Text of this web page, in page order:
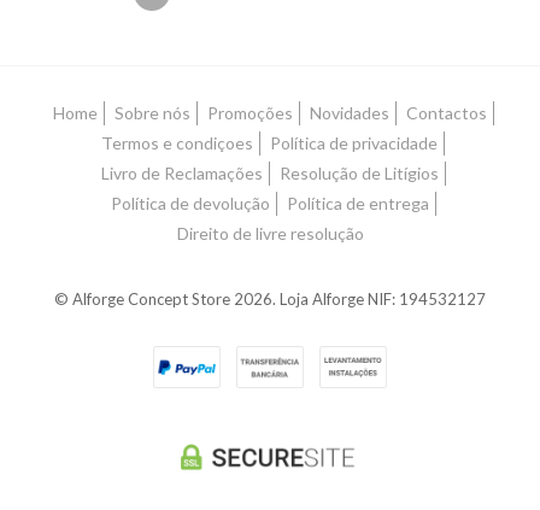
Home Sobre nós Promoções Novidades
Contactos
Termos e condiçoes
Política de privacidade
Livro de Reclamações
Resolução de Litígios
Política de devolução
Política de entrega
Direito de livre resolução
© Alforge Concept Store 2026. Loja Alforge NIF: 194532127